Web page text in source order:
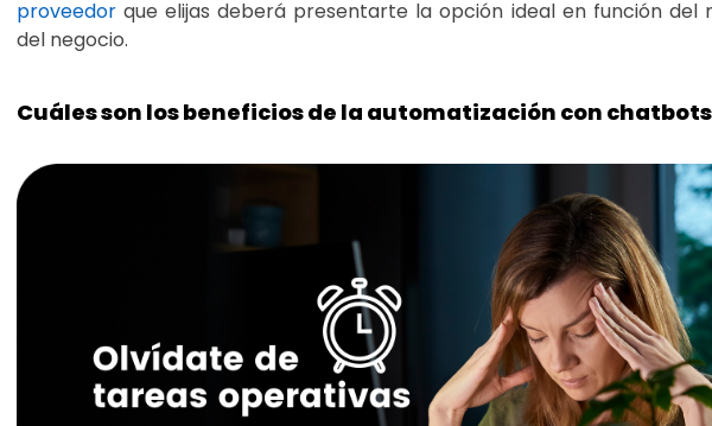
proveedor que elijas deberá presentarte la opción ideal en función del
del negocio.
Cuáles son los beneficios de la automatización con chatbots